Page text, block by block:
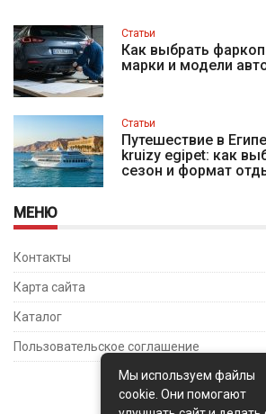
Статьи
Как выбрать
марки и модели
Статьи
Путешествие в
kruizy egipet: как
сезон и формат
МЕНЮ
Контакты
Карта сайта
Каталог
Пользовательское соглашение
Мы используем файлы
cookie. Они помогают